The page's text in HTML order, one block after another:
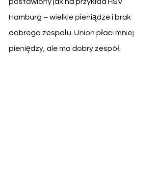
Hamburg – wielkie pieniądze i brak
dobrego zespołu. Union płaci mniej
pieniędzy, ale ma dobry zespół.